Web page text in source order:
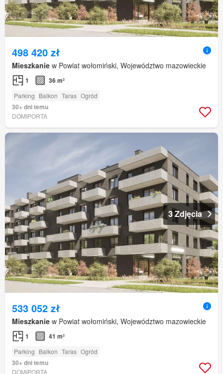
498 420 zł
Mieszkanie w Powiat wołomiński, Województwo mazowieckie
1 36 m²
Parking Balkon Taras Ogród
30+ dni temu
DOMIPORTA
3 Zdjęcia
533 052 zł
Mieszkanie w Powiat wołomiński, Województwo mazowieckie
1 41 m²
Parking Balkon Taras Ogród
30+ dni temu
DOMIPORTA